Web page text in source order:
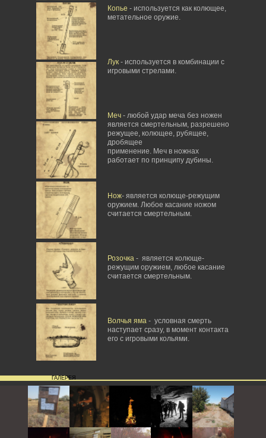
Копье - используется как колющее,
метательное оружие.
Лук- используется в комбинации с
игровыми стрелами.
Меч- любой удар меча без ножен
является смертельным, разрешено
режущее, колющее, рубящее,
дробящее
применение. Меч в ножнах
работает по принципу дубины.
Нож- является колюще-режущим
оружием. Любое касание ножом
считается смертельным.
Розочка- является колюще-
режущим оружием, любое касание
считается смертельным.
Волчья яма- условная смерть
наступает сразу, в момент контакта
его с игровыми кольями.
ГАЛЕРЕЯ